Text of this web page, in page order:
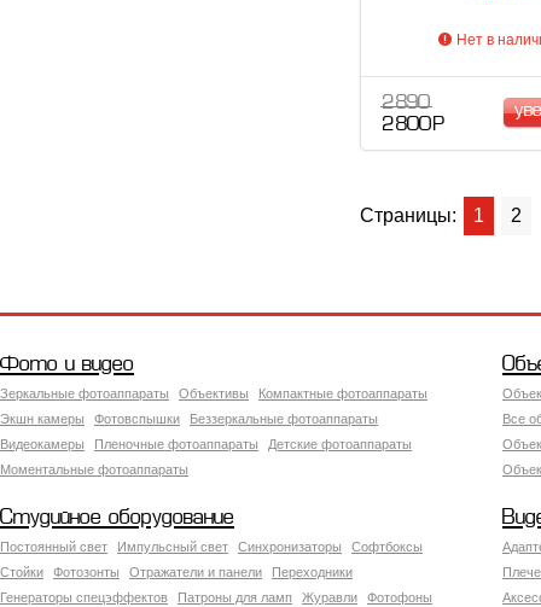
Нет в
2 890
2 800 Р
Страницы: 1 2
Фото и видео
Зеркальные фотоаппараты Объективы
Компактные фотоаппараты
Экшн камеры
Фотовспышки
Беззеркальные фотоаппараты
Видеокамеры
Пленочные фотоаппараты
Детские фотоаппараты
Моментальные фотоаппараты
Все
Студийное оборудование
Постоянный свет Импульсный свет Синхронизаторы
Софтбоксы
Стойки
Фотозонты Отражатели и панели
Переходники
Генераторы спецэффектов
Патроны для ламп Журавли
Фотофоны